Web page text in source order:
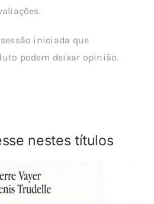
iniciada que
podem deixar opinião.
nestes títulos